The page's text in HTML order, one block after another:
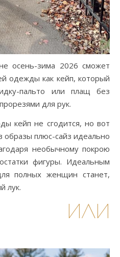
осень-зима 2026 сможет
одежды как кейп, который
пальто или плащ без
для рук.
кейп не сгодится, но вот
плюс-сайз идеально
необычному покрою
фигуры. Идеальным
полных женщин станет,
лук.
ИЛИ